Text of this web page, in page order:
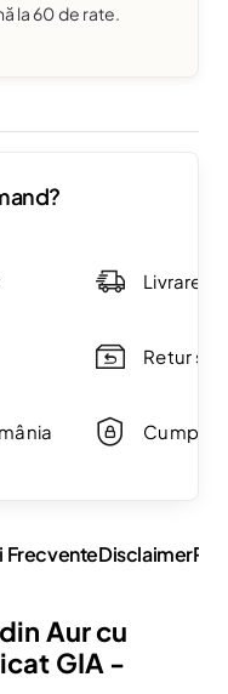
la 60 de rate.
Livrare
Retur
FrecventeDisclaimer
Aur cu
GIA -